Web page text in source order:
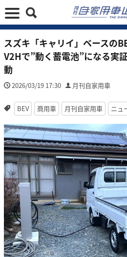
スズキ「キャリイ」ベースの
V2Hで”動く蓄電池”になる実
動
2026/03/19 17:30 月刊自家用車
BEV 商用車 月刊自家用車 ニュ